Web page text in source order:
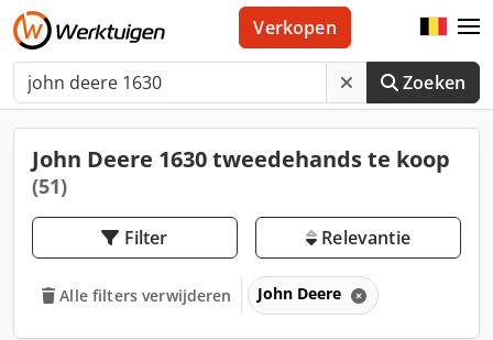
Zoeken
Verkopen
John Deere 1630 tweedehands te koop
(51)
Filter Relevantie
Alle filters verwijderen John Deere